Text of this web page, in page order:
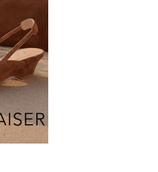
вариант балеток и
формы и с тонкой подошвой).
присутствует еще и…